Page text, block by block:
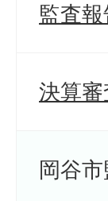
監査
決算審
岡谷